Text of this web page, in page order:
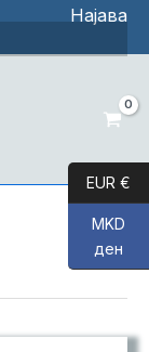
Најава
EUR €
MKD
ден